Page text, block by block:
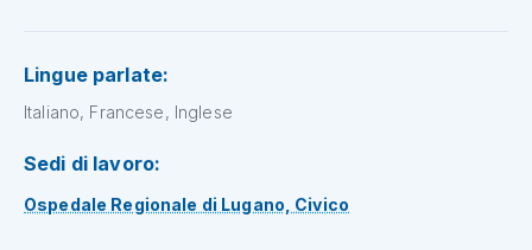
Lingue parlate:
Italiano, Francese, Inglese
Sedi di lavoro:
Ospedale Regionale di Lugano, Civico